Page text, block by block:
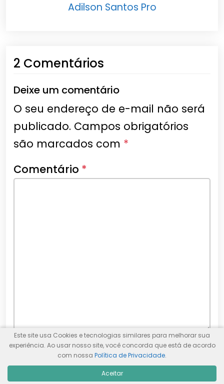
Adilson Santos Pro
2 Comentários
Deixe um comentário
O seu endereço de e-mail não será
publicado. Campos obrigatórios
são marcados com *
Comentário *
Nome*
Este site usa Cookies e tecnologias similares para melhorar sua
experiência. Ao usar nosso site, você concorda que está de acordo
com nossa Política de Privacidade.
Aceitar